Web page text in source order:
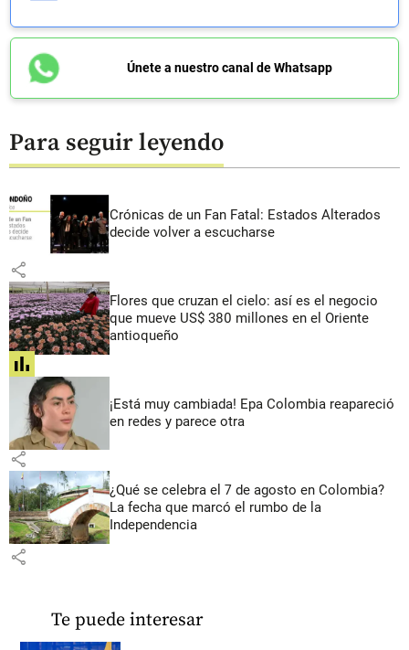
Únete a nuestro canal de Whatsapp
Para seguir leyendo
Crónicas de un Fan Fatal: Estados Alterados
decide volver a escucharse
share
Flores que cruzan el cielo: así es el negocio
que mueve US$ 380 millones en el Oriente
antioqueño
share
¡Está muy cambiada! Epa Colombia reapareció
en redes y parece otra
share
¿Qué se celebra el 7 de agosto en Colombia?
La fecha que marcó el rumbo de la
Independencia
share
Te puede interesar